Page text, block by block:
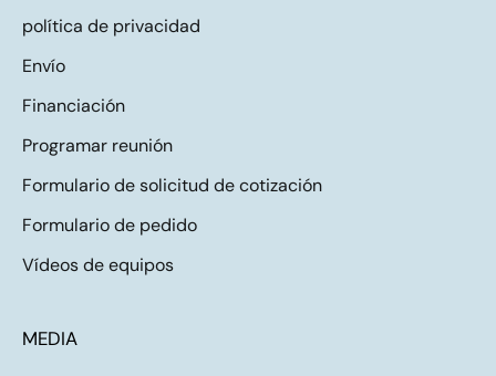
política de privacidad
Envío
Financiación
Programar reunión
Formulario de solicitud de cotización
Formulario de pedido
Vídeos de equipos
MEDIA